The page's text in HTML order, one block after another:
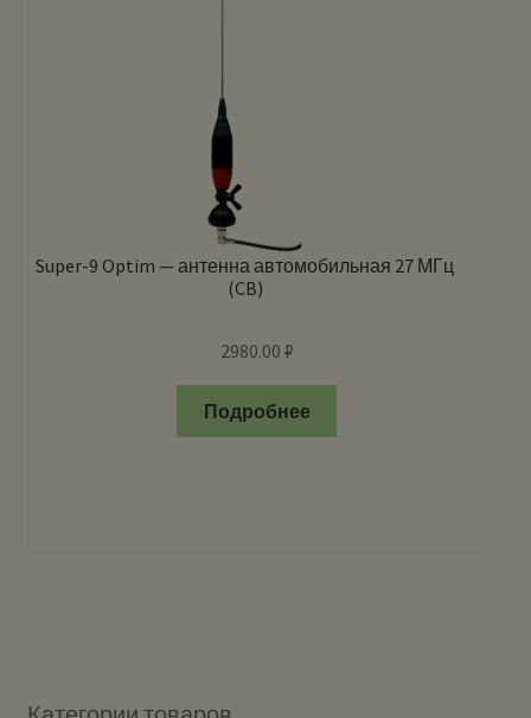
Super-9 Optim — антенна автомобильная 27 МГц
(CB)
2980.00 ₽
Подробнее